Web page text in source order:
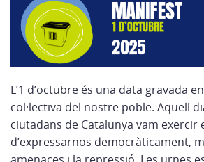
L’1 d’octubre és una data gravada
col·lectiva del nostre poble. Aquell
ciutadans de Catalunya vam
d’expressarnos democràticament,